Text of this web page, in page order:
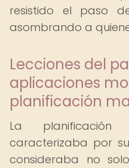
resistido el paso
asombrando a
Lecciones del
aplicaciones
planificación
La
caracterizaba por
consideraba no